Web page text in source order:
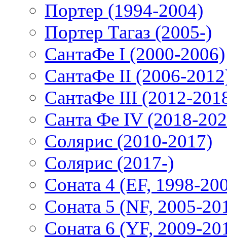
Портер (1994-2004)
Портер Тагаз (2005-)
СантаФе I (2000-2006)
СантаФе II (2006-
СантаФе III (2012-
Санта Фе IV (2018-
Солярис (2010-2017)
Солярис (2017-)
Соната 4 (EF, 1998-
Соната 5 (NF, 2005-
Соната 6 (YF, 2009-